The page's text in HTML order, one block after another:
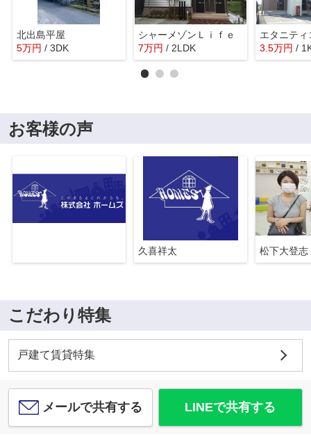
北出島平屋
5万円 / 3DK
シャーメゾンＬｉｆｅ
7万円 / 2LDK 3.5万円 /
お客様の声
久喜祥太 松下大登志
こだわり特集
戸建て賃貸特集
メールで共有する LINEで共有する